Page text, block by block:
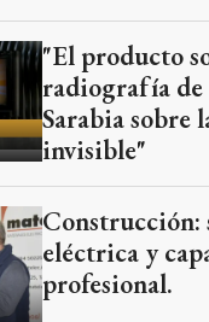
"El producto
radiografía de
Sarabia sobre
invisible"
Construcción:
eléctrica y
profesional.